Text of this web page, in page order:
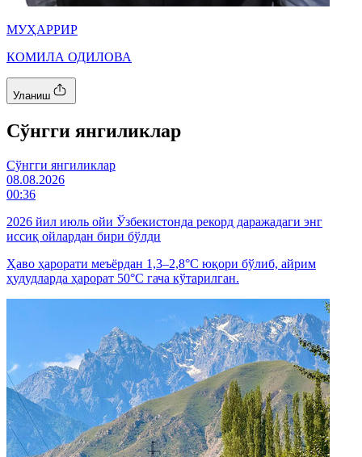
МУҲАРРИР
КОМИЛА ОДИЛОВА
Уланиш
Cўнгги янгиликлар
Cўнгги янгиликлар
08.08.2026
00:36
2026 йил июль ойи Ўзбекистонда рекорд даражадаги энг
иссиқ ойлардан бири бўлди
Ҳаво ҳарорати меъёрдан 1,3–2,8°C юқори бўлиб, айрим
ҳудудларда ҳарорат 50°C гача кўтарилган.